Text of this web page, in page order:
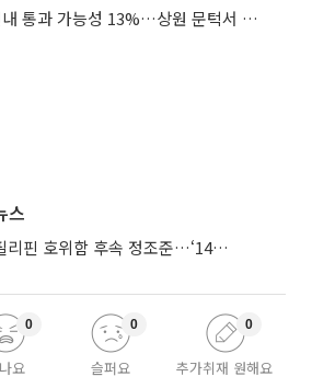
美 클래리티 법안 연내 통과 가능성 13%…상원 문턱서 제동
스
위함 후속 정조준…‘14척+α’ 싹쓸이 노린다
요
0
슬퍼요
0
추가취재 원해요
0